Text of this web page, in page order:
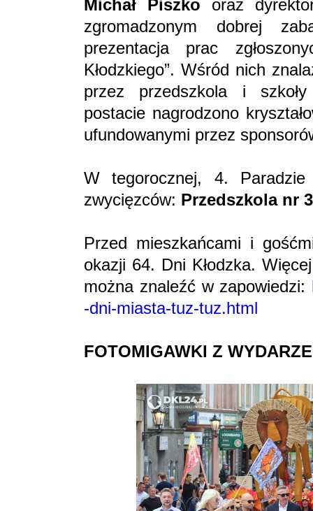
Michał Piszko oraz
zgromadzonym dobrej
prezentacja prac
Kłodzkiego”. Wśród nich
przez przedszkola i szkoły
postacie nagrodzono
ufundowanymi przez
W tegorocznej, 4.
zwycięzców: Przedszkola nr 3
Przed mieszkańcami i
okazji 64. Dni Kłodzka.
można znaleźć w zapowiedzi:
-dni-miasta-tuz-tuz.html
FOTOMIGAWKI Z